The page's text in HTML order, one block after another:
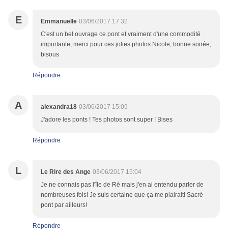
E Emmanuelle 03/06/2017 17:32
C'est un bel ouvrage ce pont et vraiment d'une commodité
importante, merci pour ces jolies photos Nicole, bonne soirée,
bisous
Répondre
A alexandra18 03/06/2017 15:09
J'adore les ponts ! Tes photos sont super ! Bises
Répondre
L Le Rire des Ange 03/06/2017 15:04
Je ne connais pas l'île de Ré mais j'en ai entendu parler de
nombreuses fois! Je suis certaine que ça me plairait! Sacré
pont par ailleurs!
Répondre